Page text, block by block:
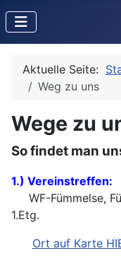
Aktuelle Seite:
Weg zu uns
Wege zu
So findet man
1.) Vereinstreffen:
WF-Fümmelse,
1.Etg.
Ort auf Karte